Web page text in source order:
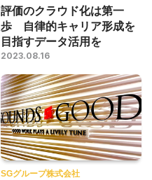
評価のクラウド化は第一
歩 自律的キャリア形成を
目指すデータ活用を
2023.08.16
SGグループ株式会社